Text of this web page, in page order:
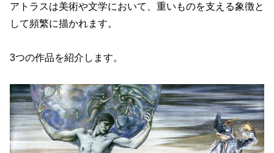
アトラスは美術や文学において、重いものを支える象徴と
して頻繁に描かれます。
3つの作品を紹介します。